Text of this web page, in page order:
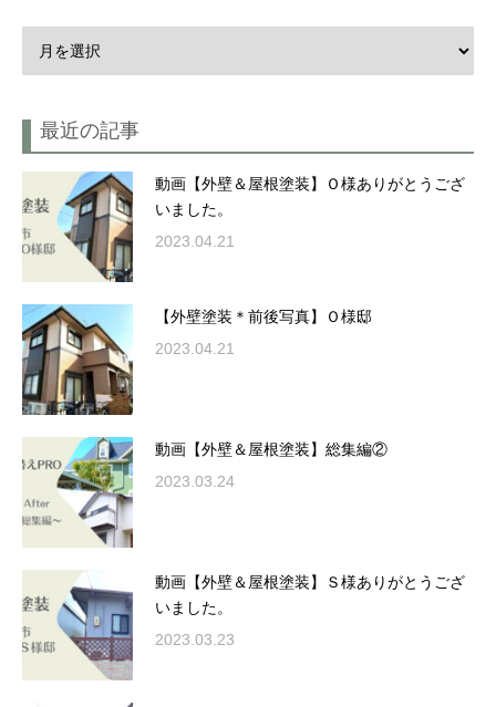
最近の記事
動画【外壁＆屋根塗装】Ｏ様ありがとうござ
いました。
2023.04.21
【外壁塗装＊前後写真】Ｏ様邸
2023.04.21
動画【外壁＆屋根塗装】総集編②
2023.03.24
動画【外壁＆屋根塗装】Ｓ様ありがとうござ
いました。
2023.03.23